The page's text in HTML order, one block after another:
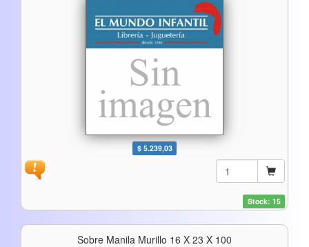
$ 5.239,03
Stock: 15
Sobre Manila Murillo 16 X 23 X 100